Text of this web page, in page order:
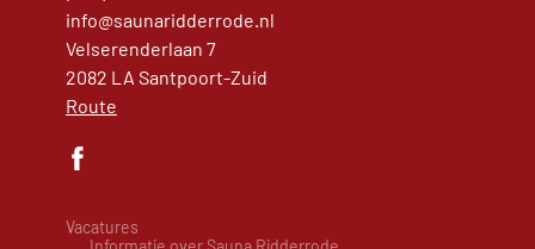
info@saunaridderrode.nl
Velserenderlaan 7
2082 LA Santpoort-Zuid
Route
Vacatures